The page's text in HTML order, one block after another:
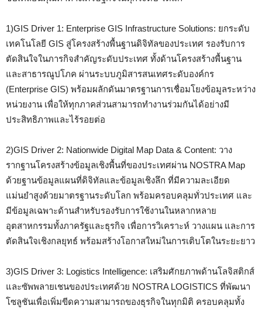
1)GIS Driver 1: Enterprise GIS Infrastructure Solutions: ยกระดับ
เทคโนโลยี GIS สู่โครงสร้างพื้นฐานดิจิทัลของประเทศ รองรับการ
ตัดสินใจในภารกิจสำคัญระดับประเทศ ทั้งด้านโครงสร้างพื้นฐาน
และสาธารณูปโภค ผ่านระบบภูมิสารสนเทศระดับองค์กร
(Enterprise GIS) พร้อมผลักดันมาตรฐานการเชื่อมโยงข้อมูลระหว่าง
หน่วยงาน เพื่อให้ทุกภาคส่วนสามารถทำงานร่วมกันได้อย่างมี
ประสิทธิภาพและไร้รอยต่อ
2)GIS Driver 2: Nationwide Digital Map Data & Content: วาง
รากฐานโครงสร้างข้อมูลเชิงพื้นที่ของประเทศผ่าน NOSTRA Map
ด้วยฐานข้อมูลแผนที่ดิจิทัลและข้อมูลเชิงลึก ที่มีความละเอียด
แม่นยำสูงด้วยมาตรฐานระดับโลก พร้อมครอบคลุมทั่วประเทศ และ
มีข้อมูลเฉพาะด้านสำหรับรองรับการใช้งานในหลากหลาย
อุตสาหกรรมทั้งภาครัฐและธุรกิจ เพื่อการวิเคราะห์ วางแผน และการ
ตัดสินใจเชิงกลยุทธ์ พร้อมสร้างโอกาสใหม่ในการเติบโตในระยะยาว
3)GIS Driver 3: Logistics Intelligence: เสริมศักยภาพด้านโลจิสติกส์
และซัพพลายเชนของประเทศด้วย NOSTRA LOGISTICS ที่พัฒนา
โซลูชันเพื่อเพิ่มขีดความสามารถของธุรกิจในทุกมิติ ครอบคลุมทั้ง